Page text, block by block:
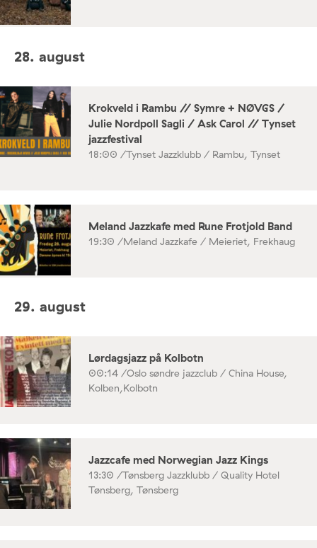
28. august
Krokveld i Rambu // Symre + NØVGS /
Julie Nordpoll Sagli / Ask Carol // Tynset
jazzfestival
18:00 /Tynset Jazzklubb / Rambu, Tynset
Meland Jazzkafe med Rune Frotjold Band
19:30 /Meland Jazzkafe / Meieriet, Frekhaug
29. august
Lørdagsjazz på Kolbotn
00:14 /Oslo søndre jazzclub / China House,
Kolben,Kolbotn
Jazzcafe med Norwegian Jazz Kings
13:30 /Tønsberg Jazzklubb / Quality Hotel
Tønsberg, Tønsberg